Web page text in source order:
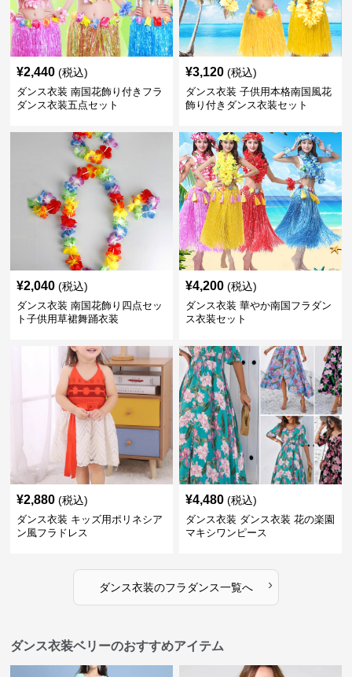
¥2,440 (税込)
ダンス衣装 南国花飾り付きフラ
ダンス衣装五点セット
¥3,120 (税込)
ダンス衣装 子供用本格南国風花
飾り付きダンス衣装セット
¥2,040 (税込)
ダンス衣装 南国花飾り四点セッ
ト子供用草裙舞踊衣装
¥4,200 (税込)
ダンス衣装 華やか南国フラダン
ス衣装セット
¥2,880 (税込)
ダンス衣装 キッズ用ポリネシア
ン風フラドレス
¥4,480 (税込)
ダンス衣装 ダンス衣装 花の楽園
マキシワンピース
ダンス衣装のフラダンス一覧へ ›
ダンス衣装ベリーのおすすめアイテム